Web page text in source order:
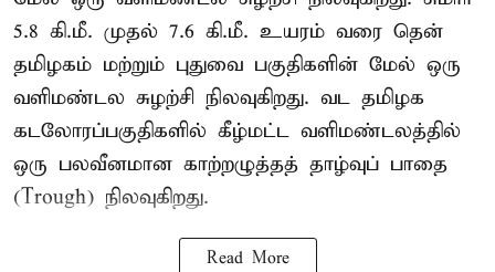
5.8 கி.மீ. முதல் 7.6 கி.மீ. உயரம் வரை தென்
தமிழகம் மற்றும் புதுவை பகுதிகளின் மேல் ஒரு
வளிமண்டல சுழற்சி நிலவுகிறது. வட தமிழக
கடலோரப்பகுதிகளில் கீழ்மட்ட வளிமண்டலத்தில்
ஒரு பலவீனமான காற்றழுத்தத் தாழ்வுப் பாதை
(Trough) நிலவுகிறது.
Read More